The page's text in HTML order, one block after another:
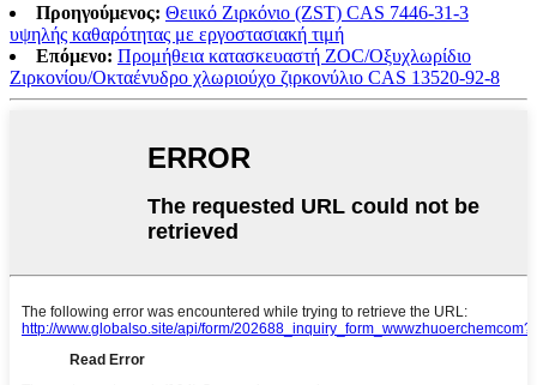
Προηγούμενος: Θειικό Ζιρκόνιο (ZST) CAS 7446-31-3
υψηλής καθαρότητας με εργοστασιακή τιμή
Επόμενο: Προμήθεια κατασκευαστή ZOC/Οξυχλωρίδιο
Ζιρκονίου/Οκταένυδρο χλωριούχο ζιρκονύλιο CAS 13520-92-8